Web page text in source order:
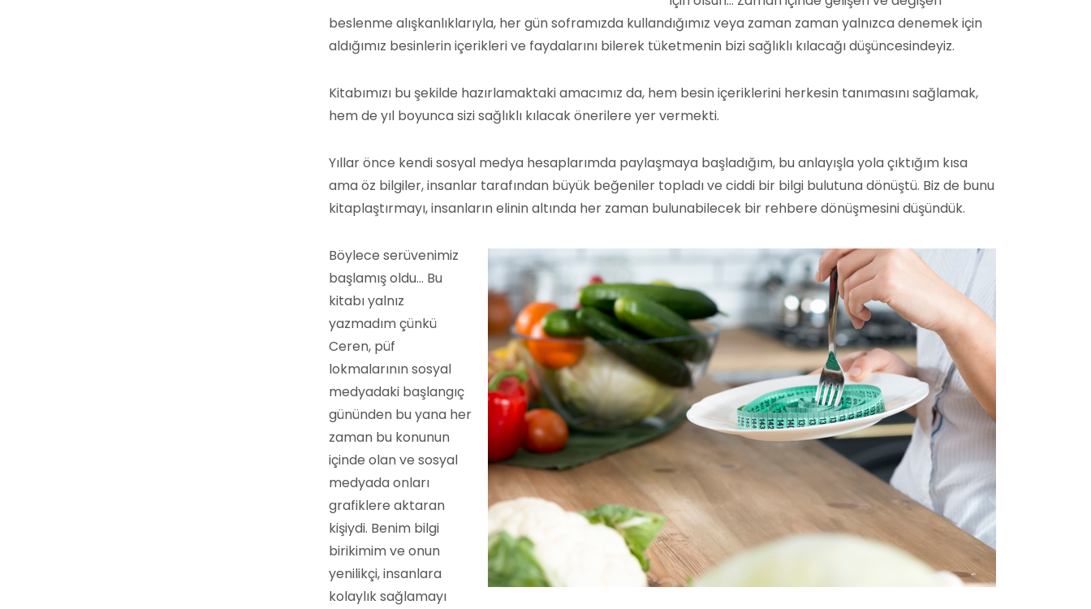
beslenme alışkanlıklarıyla, her gün soframızda kullandığımız veya zaman zaman yalnızca denemek için
aldığımız besinlerin içerikleri ve faydalarını bilerek tüketmenin bizi sağlıklı kılacağı düşüncesindeyiz.
Kitabımızı bu şekilde hazırlamaktaki amacımız da, hem besin içeriklerini herkesin tanımasını sağlamak,
hem de yıl boyunca sizi sağlıklı kılacak önerilere yer vermekti.
Yıllar önce kendi sosyal medya hesaplarımda paylaşmaya başladığım, bu anlayışla yola çıktığım kısa
ama öz bilgiler, insanlar tarafından büyük beğeniler topladı ve ciddi bir bilgi bulutuna dönüştü. Biz de bunu
kitaplaştırmayı, insanların elinin altında her zaman bulunabilecek bir rehbere dönüşmesini düşündük.
Böylece serüvenimiz
başlamış oldu… Bu
kitabı yalnız
yazmadım çünkü
Ceren, püf
lokmalarının sosyal
medyadaki başlangıç
gününden bu yana her
zaman bu konunun
içinde olan ve sosyal
medyada onları
grafiklere aktaran
kişiydi. Benim bilgi
birikimim ve onun
yenilikçi, insanlara
kolaylık sağlamayı